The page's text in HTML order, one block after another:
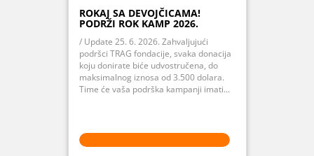
ROKAJ SA DEVOJČICAMA!
PODRŽI ROK KAMP 2026.
/ Update 25. 6. 2026. Zahvaljujući
podršci TRAG fondacije, svaka donacija
koju donirate biće udvostručena, do
maksimalnog iznosa od 3.500 dolara.
Time će vaša podrška kampanji imati...